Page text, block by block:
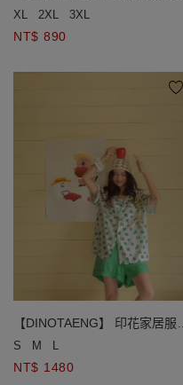
休閒短褲
XL 2XL 3XL
NT$ 890
【DINOTAENG】 印花家居服套
裝
S M L
NT$ 1480